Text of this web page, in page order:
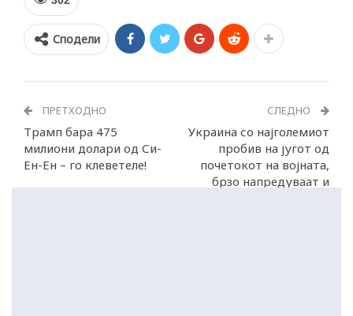
Сподели
ПРЕТХОДНО
Трамп бара 475
милиони долари од Си-
Ен-Ен – го клеветеле!
СЛЕДНО
Украина со најголемиот
пробив на југот од
почетокот на војната,
брзо напредуваат и